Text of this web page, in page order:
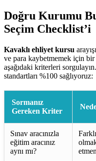
Doğru Kurumu
Seçim Checklist’i
Kavaklı ehliyet kursu
ve para kaybetmemek için
aşağıdaki kriterleri
standartları %100 sağlıyoruz:
Sormanız
Gereken Kriter
Sınav aracınızla
eğitim aracınız
aynı mı?